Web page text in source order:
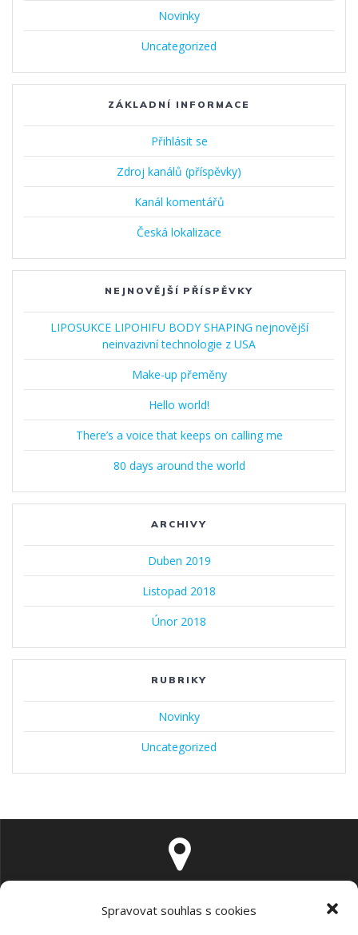
Spravovat souhlas s cookies
Novinky
Uncategorized
ZÁKLADNÍ INFORMACE
Přihlásit se
Zdroj kanálů (příspěvky)
Kanál komentářů
Česká lokalizace
NEJNOVĚJŠÍ PŘÍSPĚVKY
LIPOSUKCE LIPOHIFU BODY SHAPING nejnovější
neinvazivní technologie z USA
Make-up přeměny
Hello world!
There’s a voice that keeps on calling me
80 days around the world
ARCHIVY
Duben 2019
Listopad 2018
Únor 2018
RUBRIKY
Novinky
Uncategorized